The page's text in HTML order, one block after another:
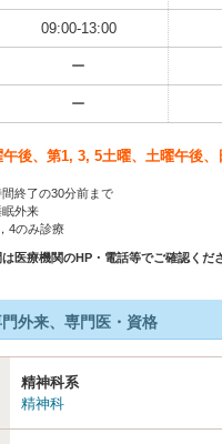
09:00-13:00
ー
ー
後、第1, 3, 5土曜、土曜午後、
終了の30分前まで
外来
4のみ診療
医療機関のHP・電話等でご確認くだ
外来、専門医・資格
精神科系
精神科